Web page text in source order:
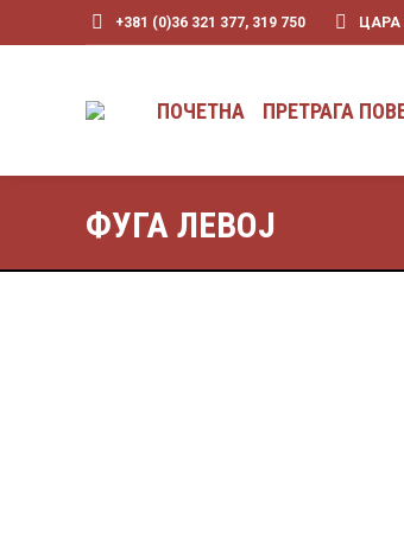
+381 (0)36 321 377, 319 750 ЦАРА
ПОЧЕТНА ПРЕТРАГА
ФУГА ЛЕВОЈ
ПОЧЕТНА